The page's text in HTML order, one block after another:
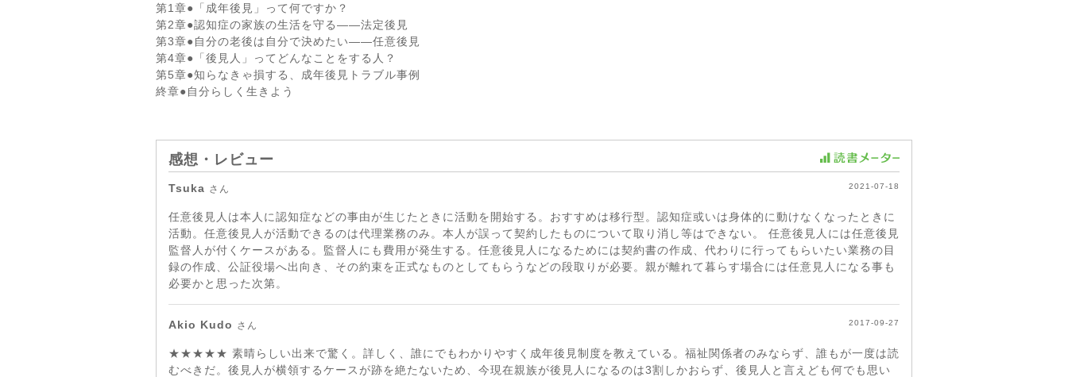
第1章●「成年後見」って何ですか？
第2章●認知症の家族の生活を守る――法定後見
第3章●自分の老後は自分で決めたい――任意後見
第4章●「後見人」ってどんなことをする人？
第5章●知らなきゃ損する、成年後見トラブル事例
終章●自分らしく生きよう
感想・レビュー
Tsuka さん 2021-07-18
任意後見人は本人に認知症などの事由が生じたときに活動を開始する。おすすめは移行型。認知症或いは身体的に動けなくなったときに
活動。任意後見人が活動できるのは代理業務のみ。本人が誤って契約したものについて取り消し等はできない。 任意後見人には任意後見
監督人が付くケースがある。監督人にも費用が発生する。任意後見人になるためには契約書の作成、代わりに行ってもらいたい業務の目
録の作成、公証役場へ出向き、その約束を正式なものとしてもらうなどの段取りが必要。親が離れて暮らす場合には任意見人になる事も
必要かと思った次第。
Akio Kudo さん 2017-09-27
★★★★★ 素晴らしい出来で驚く。詳しく、誰にでもわかりやすく成年後見制度を教えている。福祉関係者のみならず、誰もが一度は読
むべきだ。後見人が横領するケースが跡を絶たないため、今現在親族が後見人になるのは3割しかおらず、後見人と言えども何でも思い